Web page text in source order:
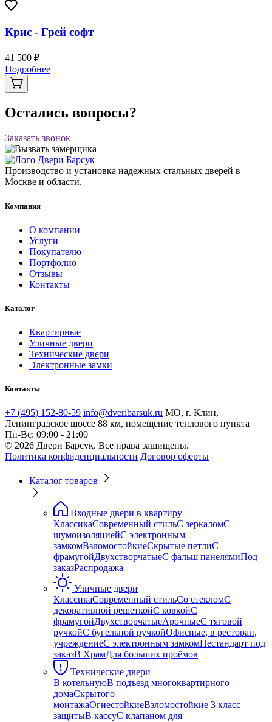
Крис - Грей софт
41 500 ₽
Подробнее
Остались вопросы?
Заказать звонок
Производство и установка надежных стальных дверей в
Москве и области.
Компания
О компании
Услуги
Покупателю
Портфолио
Отзывы
Контакты
Каталог
Квартирные
Уличные двери
Технические двери
Электронные замки
Контакты
+7 (495) 152-80-59 info@dveribarsuk.ru МО, г. Клин,
Ленинградское шоссе 88 км, помещение теплового пункта
Пн-Вс: 09:00 - 21:00
© 2026 Двери Барсук. Все права защищены.
Политика конфиденциальности Договор оферты
Каталог товаров
Входные двери в квартиру
КлассикаСовременный стильС зеркаломС
шумоизоляциейС электронным
замкомВзломостойкиеСкрытые петлиС
фрамугойДвухстворчатыеС фальш панелямиПод
заказРаспродажа
Уличные двери
КлассикаСовременный стильСо стекломС
декоративной решеткойС ковкойС
фрамугойДвухстворчатыеАрочныеС тяговой
ручкойС бугельной ручкойОфисные, в ресторан,
учреждениеС электронным замкомНестандарт под
заказВ ХрамДля больших проёмов
Технические двери
В котельнуюВ подъезд многоквартирного
домаСкрытого
монтажаОгнестойкиеВзломостойкие 3 класс
защитыВ кассуС клапаном для